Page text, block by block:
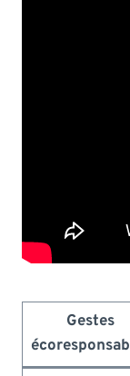
Gestes